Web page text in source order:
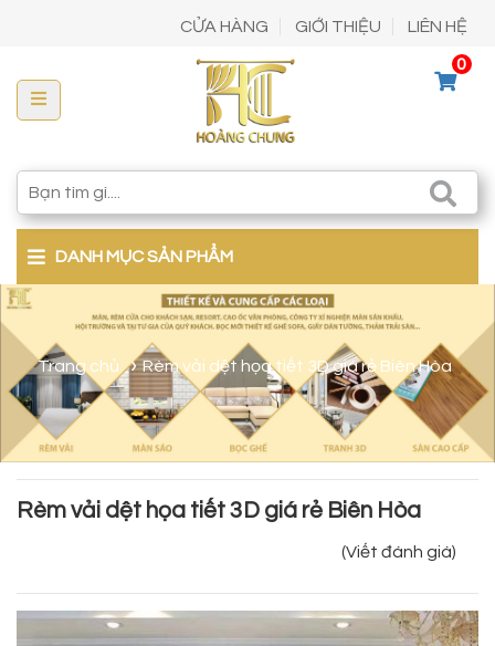
CỬA HÀNG GIỚI THIỆU LIÊN HỆ
0
DANH MỤC SẢN PHẨM
Trang chủ Rèm vải dệt họa tiết 3D giá rẻ Biên Hòa
Rèm vải dệt họa tiết 3D giá rẻ Biên Hòa
(Viết đánh giá)